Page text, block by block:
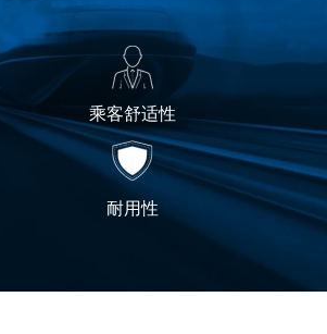
乘客舒适性
耐用性